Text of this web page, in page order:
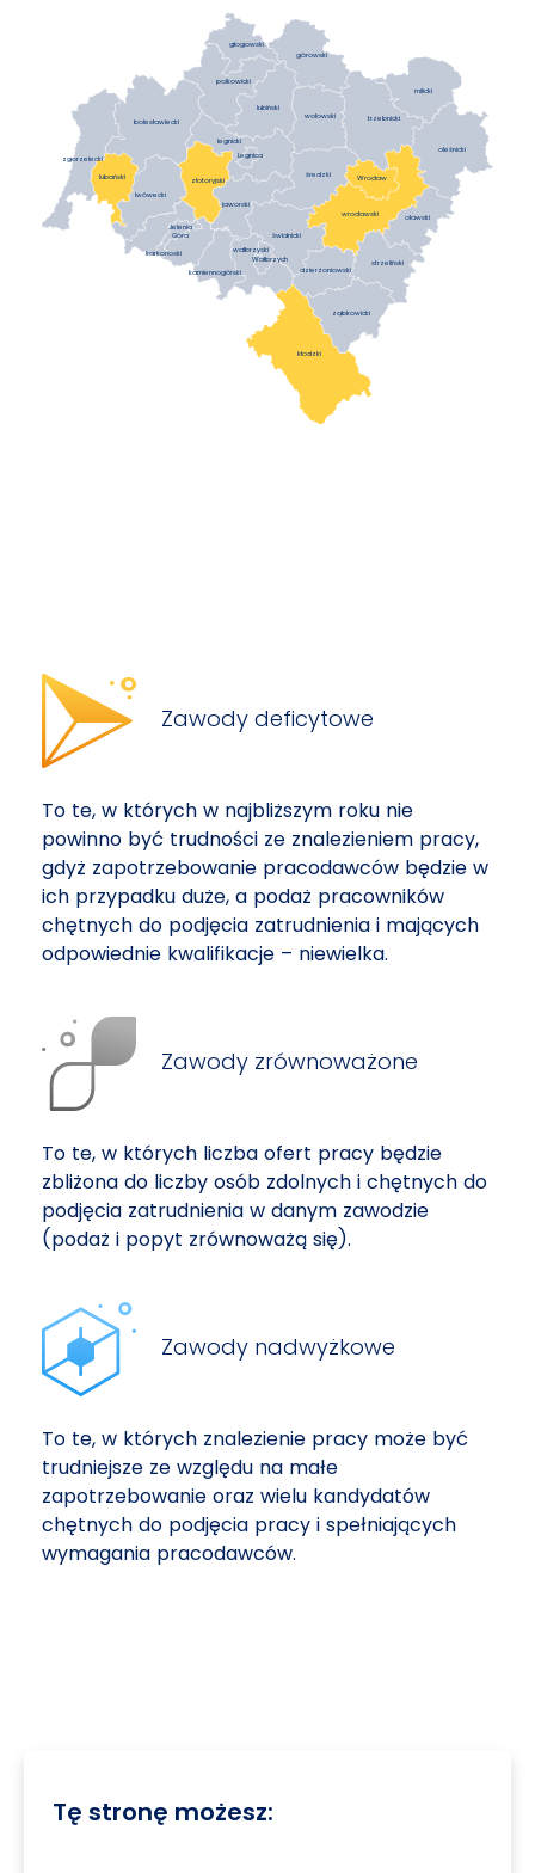
kłodzki
ząbkowicki
kamiennogórski
strzeliński
dzierżoniowski
wałbrzyski
świdnicki
karkonoski
Jelenia
Góra
wrocławski oławski
lwówecki
jaworski
zgorzelecki
lubański złotoryjski
średzki Wrocław
oleśnicki
legnicki
Legnica
bolesławiecki trzebnicki
wołowski
lubiński
polkowicki
milicki
górowski
głogowski
Wałbrzych
Zawody deficytowe
To te, w których w najbliższym roku nie
powinno być trudności ze znalezieniem pracy,
gdyż zapotrzebowanie pracodawców będzie w
ich przypadku duże, a podaż pracowników
chętnych do podjęcia zatrudnienia i mających
odpowiednie kwalifikacje – niewielka.
Zawody zrównoważone
To te, w których liczba ofert pracy będzie
zbliżona do liczby osób zdolnych i chętnych do
podjęcia zatrudnienia w danym zawodzie
(podaż i popyt zrównoważą się).
Zawody nadwyżkowe
To te, w których znalezienie pracy może być
trudniejsze ze względu na małe
zapotrzebowanie oraz wielu kandydatów
chętnych do podjęcia pracy i spełniających
wymagania pracodawców.
Tę stronę możesz: